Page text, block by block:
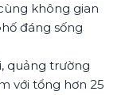
không gian
đáng sống
quảng trường
với tổng hơn 25